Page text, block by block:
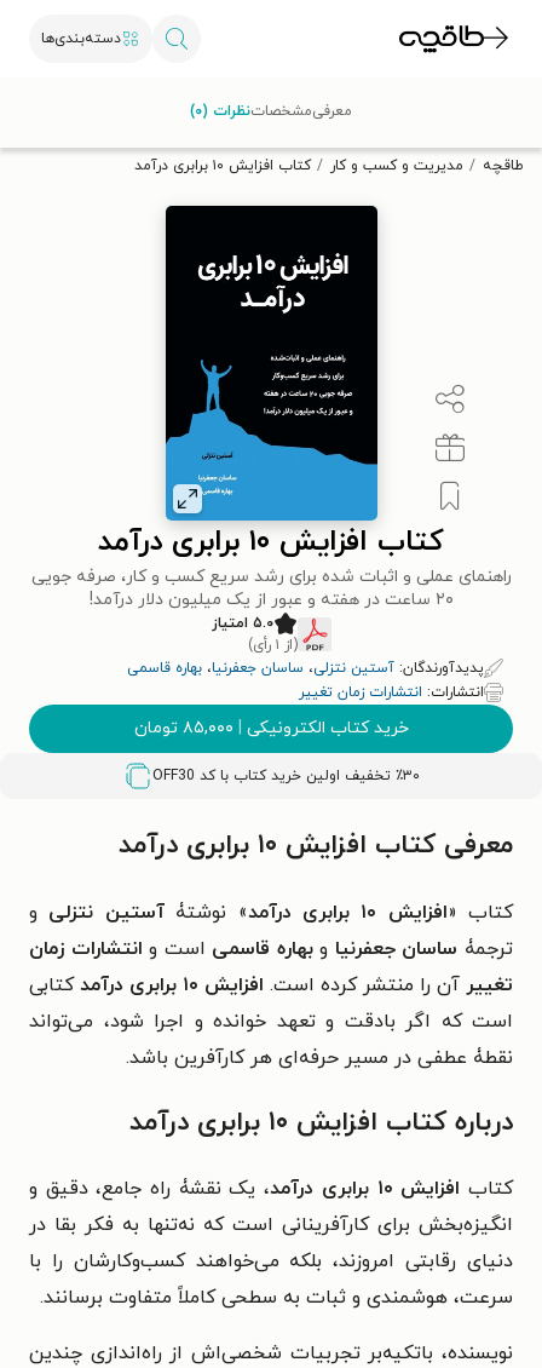
دسته‌بندی‌ها
تخفیف از طاقچه دریافت کن.
طاقچه مدیریت و کسب و کار کتاب افزایش ۱۰ برابری درآمد
کتاب افزایش ۱۰ برابری درآمد
راهنمای عملی و اثبات شده برای رشد سریع کسب و کار، صرفه جویی
۲۰ ساعت در هفته و عبور از یک میلیون دلار درآمد!
۵.۰ امتیاز
(از ۱ رأی)
پدیدآورندگان: آستین نتزلی، ساسان جعفرنیا، بهاره قاسمی
انتشارات: انتشارات زمان تغییر
خرید کتاب الکترونیکی | ۸۵,۰۰۰ تومان
٪۳۰ تخفیف اولین خرید کتاب با کد OFF30
معرفیمشخصاتنظرات (۰)
معرفی کتاب افزایش ۱۰ برابری درآمد
کتاب «افزایش ۱۰ برابری درآمد » نوشتۀآستین نتزلی و
ترجمۀ ساسان جعفرنیا وبهاره قاسمی است وانتشارات زمان
تغییر آن را منتشر کرده است. افزایش ۱۰ برابری درآمد
کتابی‌
است که اگر بادقت و تعهد خوانده و اجرا شود، می‌تواند
نقطۀ عطفی در مسیر حرفه‌ای هر کارآفرین باشد.
درباره کتاب افزایش ۱۰ برابری درآمد
کتاب افزایش ۱۰ برابری درآمد
، یک نقشۀ راه جامع، دقیق و
انگیزه‌بخش برای کارآفرینانی است که نه‌تنها به فکر بقا در
دنیای رقابتی امروزند، بلکه می‌خواهند کسب‌وکارشان را با
سرعت، هوشمندی و ثبات به سطحی کاملاً متفاوت برسانند.
نویسنده، باتکیه‌بر تجربیات شخصی‌اش از راه‌اندازی چندین